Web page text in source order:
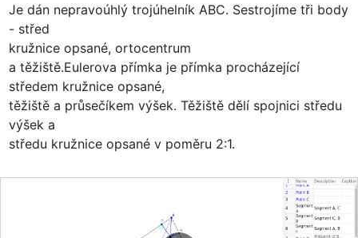
Přihlásit
Je dán nepravoúhlý trojúhelník ABC. Sestrojíme tři body
- střed
kružnice opsané, ortocentrum
a těžiště.Eulerova přímka je přímka procházející
středem kružnice opsané,
těžiště a průsečíkem výšek. Těžiště dělí spojnici středu
výšek a
středu kružnice opsané v poměru 2:1.